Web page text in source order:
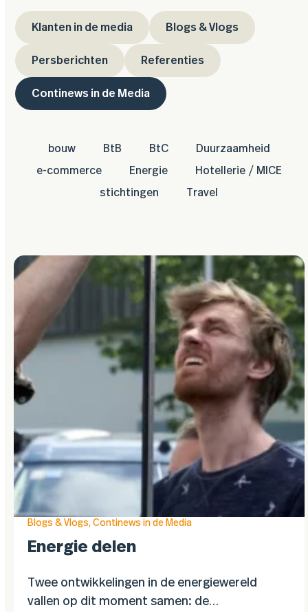
Klanten in de media Blogs & Vlogs
Persberichten Referenties
Continews in de Media
bouw BtB BtC
Duurzaamheid
e-commerce
Energie
Hotellerie / MICE
stichtingen
Travel
Blogs & Vlogs, Continews in de Media
Energie delen
Twee ontwikkelingen in de energiewereld
vallen op dit moment samen: de